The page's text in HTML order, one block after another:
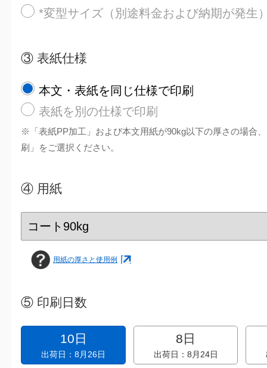
*変型サイズ（別途料金および納期が発生
③ 表紙仕様
本文・表紙を同じ仕様で印刷
表紙を別の仕様で印刷
※「表紙PP加工」および本文用紙が90kg以下の厚さの場合
刷」をご選択ください。
④ 用紙
用紙の厚さと使用例
⑤ 印刷日数
10日
出荷日：8月26日
8日
出荷日：8月24日